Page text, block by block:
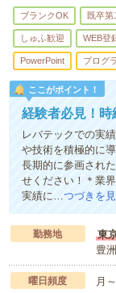
ブランクOK 既卒第
しゅふ歓迎 WEB登
PowerPoint プログ
ここがポイント！
経験者必見！
レバテックでの実
や技術を積極的に
長期的に参画され
せください！＊業
実績に…つづきを
勤務地
東
豊
曜日頻度 月